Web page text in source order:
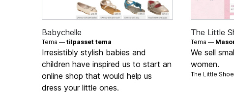
Babychelle
Tema —tilpasset tema
Irresistibly stylish babies and
children have inspired us to start an
online shop that would help us
dress your little ones.
The Little
Tema —
We sell
women.
The Little